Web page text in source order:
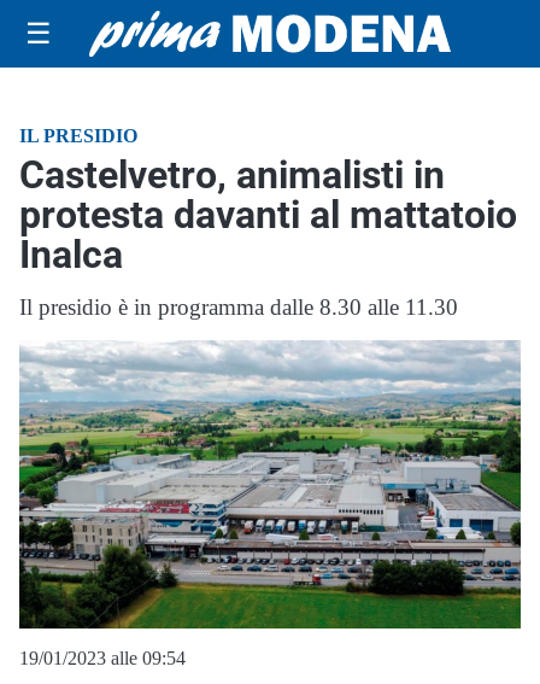
☰
IL PRESIDIO
Castelvetro, animalisti in
protesta davanti al mattatoio
Inalca
Il presidio è in programma dalle 8.30 alle 11.30
19/01/2023 alle 09:54